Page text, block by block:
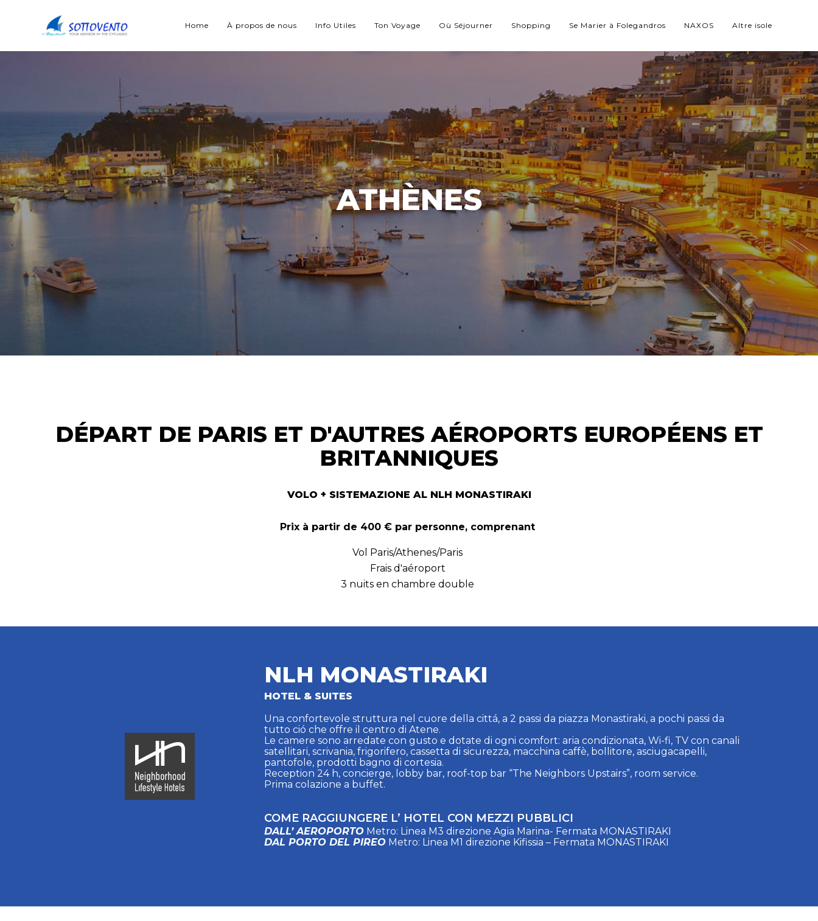
Home À propos de nous Info Utiles Ton Voyage Où Séjourner Shopping Se Marier à Folegandros NAXOS Altre isole
ATHÈNES
DÉPART DE PARIS ET D'AUTRES AÉROPORTS EUROPÉENS ET
BRITANNIQUES
VOLO + SISTEMAZIONE AL NLH MONASTIRAKI
Prix à partir de 400 € par personne, comprenant
Vol Paris/Athenes/Paris
Frais d'aéroport
3 nuits en chambre double
NLH MONASTIRAKI
HOTEL & SUITES
Una confortevole struttura nel cuore della cittá, a 2 passi da piazza Monastiraki, a pochi passi da
tutto ció che offre il centro di Atene.
Le camere sono arredate con gusto e dotate di ogni comfort: aria condizionata, Wi-fi, TV con canali
satellitari, scrivania, frigorifero, cassetta di sicurezza, macchina caffè, bollitore, asciugacapelli,
pantofole, prodotti bagno di cortesia.
Reception 24 h, concierge, lobby bar, roof-top bar “The Neighbors Upstairs”, room service.
Prima colazione a buffet.
COME RAGGIUNGERE L’ HOTEL CON MEZZI PUBBLICI
DALL’ AEROPORTOMetro: Linea M3 direzione Agia Marina- Fermata MONASTIRAKI
DAL PORTO DEL PIREOMetro: Linea M1 direzione Kifissia – Fermata MONASTIRAKI